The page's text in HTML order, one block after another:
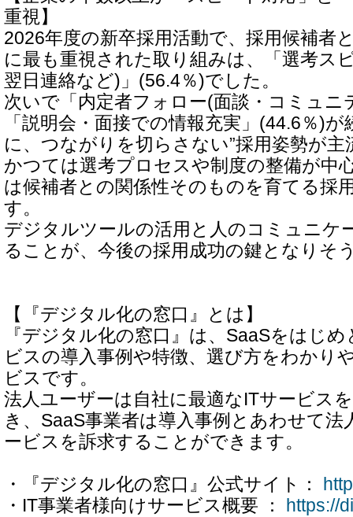
重視】
2026年度の新卒採用活動で、採用候補者
に最も重視された取り組みは、「選考ス
翌日連絡など)」(56.4％)でした。
次いで「内定者フォロー(面談・コミュニ
「説明会・面接での情報充実」(44.6％)が
に、つながりを切らさない”採用姿勢が
かつては選考プロセスや制度の整備が中
は候補者との関係性そのものを育てる採
す。
デジタルツールの活用と人のコミュニケ
ることが、今後の採用成功の鍵となりそ
【『デジタル化の窓口』とは】
『デジタル化の窓口』は、SaaSをはじ
ビスの導入事例や特徴、選び方をわかり
ビスです。
法人ユーザーは自社に最適なITサービス
き、SaaS事業者は導入事例とあわせて法
ービスを訴求することができます。
・『デジタル化の窓口』公式サイト：
・IT事業者様向けサービス概要 ：
https://